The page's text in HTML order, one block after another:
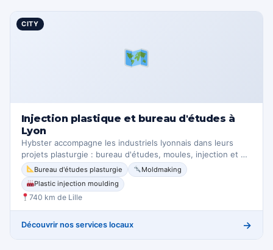
CITY
Injection plastique et bureau d'études à
Lyon
Hybster accompagne les industriels lyonnais dans leurs
projets plasturgie : bureau d'études, moules, injection et …
Bureau d'études plasturgie
Moldmaking
Plastic injection moulding
740 km de Lille
Découvrir nos services locaux →